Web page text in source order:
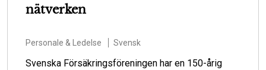
nätverken
Personale & Ledelse Svensk
Svenska Försäkringsföreningen har en 150-årig